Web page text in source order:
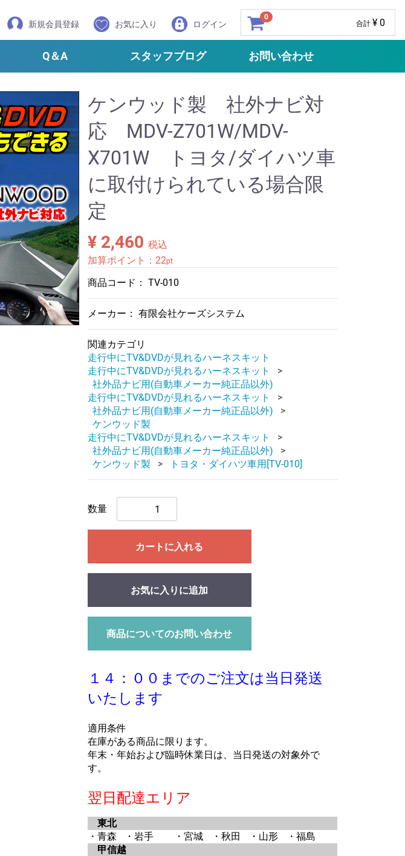
新規会員登録 お気に入り ログイン
0
合計 ¥ 0
Q＆A スタッフブログ お問い合わせ
ケンウッド製 社外ナビ対
応 MDV-Z701W/MDV-
X701W トヨタ/ダイハツ車
に取付けられている場合限
定
¥ 2,460 税込
加算ポイント： 22pt
商品コード： TV-010
メーカー： 有限会社ケーズシステム
関連カテゴリ
走行中にTV&DVDが見れるハーネスキット
走行中にTV&DVDが見れるハーネスキット
社外品ナビ用(自動車メーカー純正品以外)
走行中にTV&DVDが見れるハーネスキット
社外品ナビ用(自動車メーカー純正品以外)
ケンウッド製
走行中にTV&DVDが見れるハーネスキット
社外品ナビ用(自動車メーカー純正品以外)
ケンウッド製
トヨタ・ダイハツ車用[TV-010]
数量
カートに入れる
お気に入りに追加
商品についてのお問い合わせ
１４：００までのご注文は当日発送
いたします
適用条件
在庫がある商品に限ります。
年末・年始および臨時休業日は、当日発送の対象外で
す。
翌日配達エリア
東北
・青森
・岩手 ・宮城 ・秋田 ・山形
・福島
甲信越